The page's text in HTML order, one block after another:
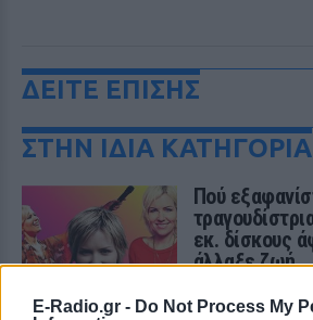
E-Radio.gr - Do Not Process My
ΔΕΙΤΕ ΕΠΙΣΗΣ
ΣΤΗΝ ΙΔΙΑ ΚΑΤΗΓΟΡΙΑ
Πού
εκ. δίσκους
άλλαξε ζωή